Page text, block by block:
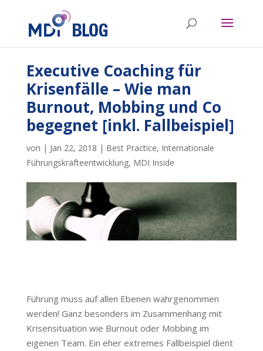
Executive Coaching für
Krisenfälle – Wie man
Burnout, Mobbing und Co
begegnet [inkl. Fallbeispiel]
von | Jan 22, 2018 | Best Practice, Internationale
Führungskräfteentwicklung, MDI Inside
Führung muss auf allen Ebenen wahrgenommen
werden! Ganz besonders im Zusammenhang mit
Krisensituation wie Burnout oder Mobbing im
eigenen Team. Ein eher extremes Fallbeispiel dient